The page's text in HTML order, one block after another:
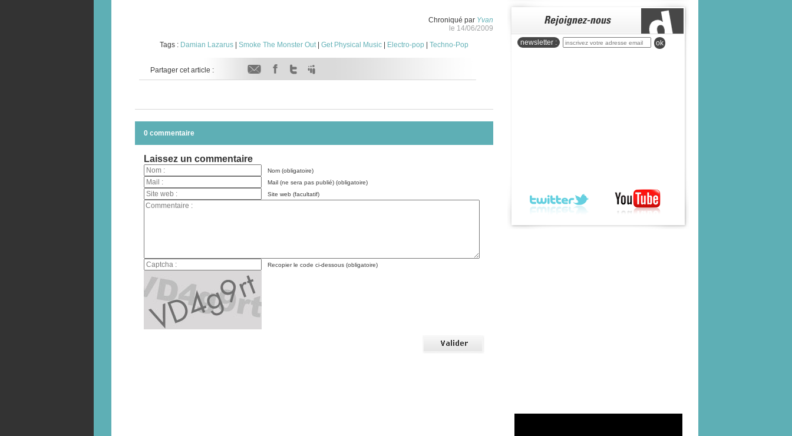
Chroniqué par Yvan
le 14/06/2009
Tags : Damian Lazarus Smoke The Monster Out| Get Physical Music Electro-pop Techno-Pop
Partager cet article :
0 commentaire
Laissez un commentaire
Nom (obligatoire)
Mail (ne sera pas publié) (obligatoire)
Site web (facultatif)
Recopier le code ci-dessous (obligatoire)
newsletter : ok